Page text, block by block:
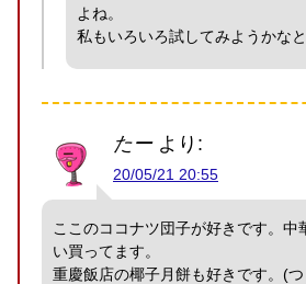
よね。
私もいろいろ試してみようかなと
たー より:
20/05/21 20:55
ここのココナツ団子が好きです。中
い買ってます。
重慶飯店の椰子月餅も好きです。(